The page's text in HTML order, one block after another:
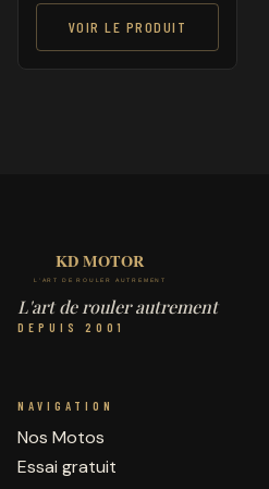
VOIR LE PRODUIT
L'art de rouler autrement
DEPUIS 2001
NAVIGATION
Nos Motos
Essai gratuit